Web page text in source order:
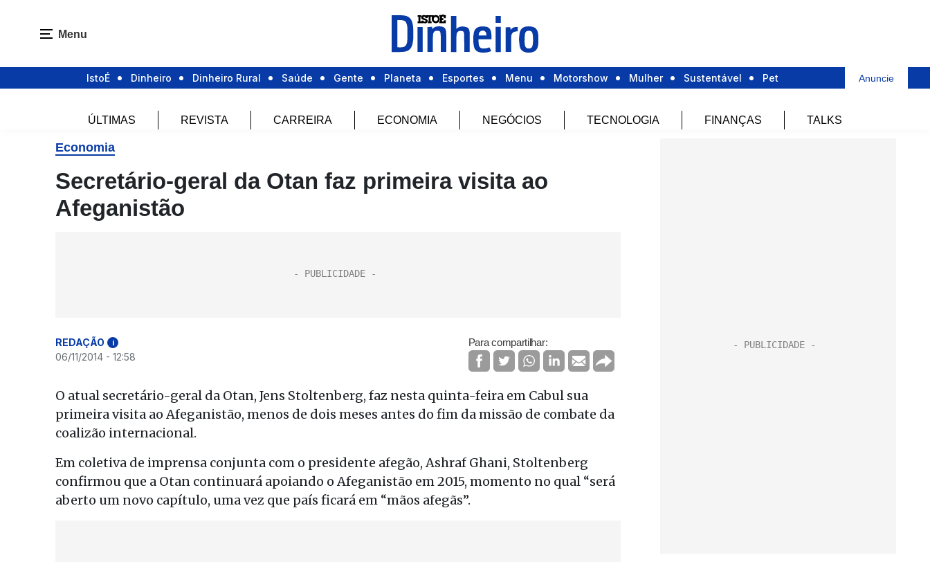
Menu
IstoÉ Dinheiro Dinheiro Rural Saúde Gente Planeta Esportes Menu Motorshow Mulher Sustentável Pet Anuncie
ÚLTIMAS REVISTA CARREIRA ECONOMIA NEGÓCIOS TECNOLOGIA FINANÇAS TALKS
Economia
Secretário-geral da Otan faz primeira visita ao
Afeganistão
REDAÇÃO i
06/11/2014 - 12:58
Para compartilhar:
O atual secretário-geral da Otan, Jens Stoltenberg, faz nesta quinta-feira em Cabul sua
primeira visita ao Afeganistão, menos de dois meses antes do fim da missão de combate da
coalizão internacional.
Em coletiva de imprensa conjunta com o presidente afegão, Ashraf Ghani, Stoltenberg
confirmou que a Otan continuará apoiando o Afeganistão em 2015, momento no qual “será
aberto um novo capítulo, uma vez que país ficará em “mãos afegãs”.